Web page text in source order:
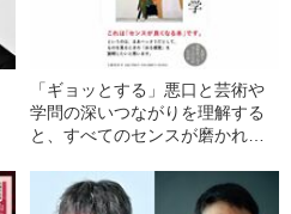
「ギョッとする」悪口と芸術や
学問の深いつながりを理解する
と、すべてのセンスが磨かれ
記念企画〈千葉雅也のセンスに
まつわる質問箱〉、いったん最